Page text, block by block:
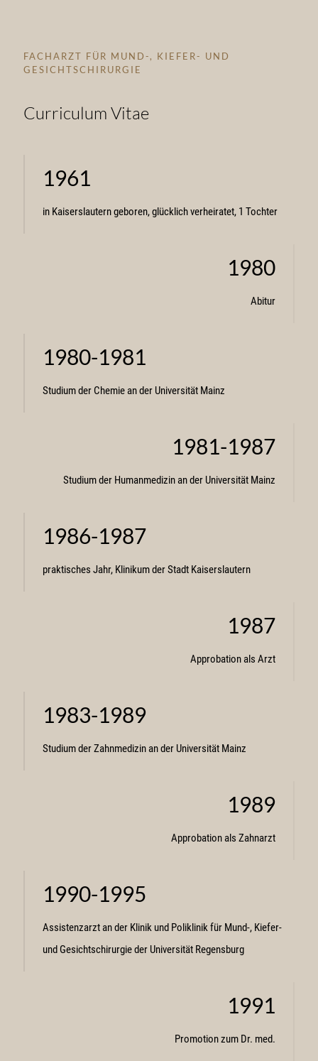
FACHARZT FÜR MUND-, KIEFER- UND
GESICHTSCHIRURGIE
Curriculum Vitae
1961
in Kaiserslautern geboren, glücklich verheiratet, 1 Tochter
1980
Abitur
1980-1981
Studium der Chemie an der Universität Mainz
1981-1987
Studium der Humanmedizin an der Universität Mainz
1986-1987
praktisches Jahr, Klinikum der Stadt Kaiserslautern
1987
Approbation als Arzt
1983-1989
Studium der Zahnmedizin an der Universität Mainz
1989
Approbation als Zahnarzt
1990-1995
Assistenzarzt an der Klinik und Poliklinik für Mund-, Kiefer-
und Gesichtschirurgie der Universität Regensburg
1991
Promotion zum Dr. med.